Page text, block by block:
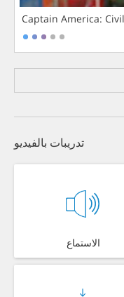
Captain America:
تدريبات بالفيديو
الاستماع